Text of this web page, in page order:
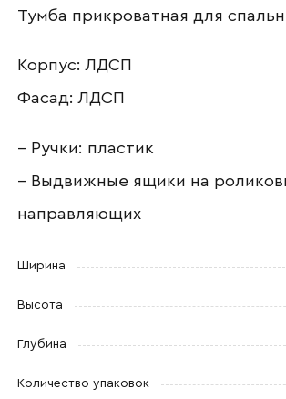
Тумба прикроватная для
Корпус: ЛДСП
Фасад: ЛДСП
– Ручки: пластик
– Выдвижные ящики на
направляющих
Ширина
Высота
Глубина
Количество упаковок
Ваш email
Номер телефона